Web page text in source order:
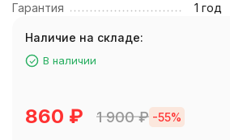
Гарантия
1 год
Наличие на складе:
В наличии
860 ₽ 1 900₽ -55%